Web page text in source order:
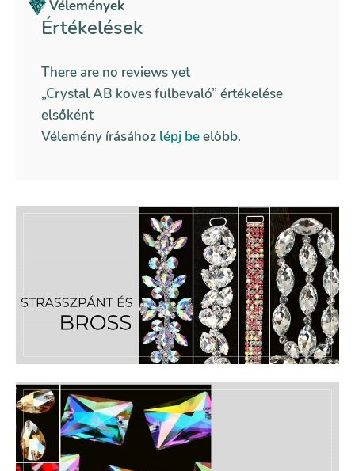
Vélemények
Értékelések
There are no reviews yet
„Crystal AB köves fülbevaló” értékelése
elsőként
Vélemény írásához lépj beelőbb.